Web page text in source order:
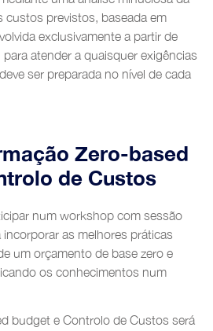
custos previstos, baseada em
exclusivamente a partir de
atender a quaisquer exigências
ser preparada no nível de cada
Zero-based
de Custos
num workshop com sessão
as melhores práticas
um orçamento de base zero e
os conhecimentos num
budget e Controlo de Custos será